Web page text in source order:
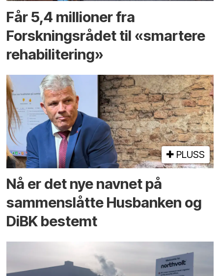
Får 5,4 millioner fra
Forskningsrådet til «smartere
rehabilitering»
PLUSS
Nå er det nye navnet på
sammenslåtte Husbanken og
DiBK bestemt